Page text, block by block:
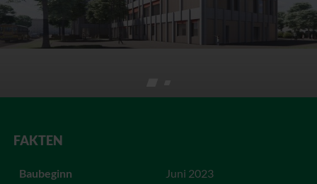
FAKTEN
Baubeginn Juni 2023